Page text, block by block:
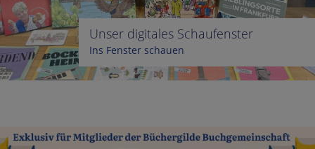
Unser digitales Schaufenster
Ins Fenster schauen